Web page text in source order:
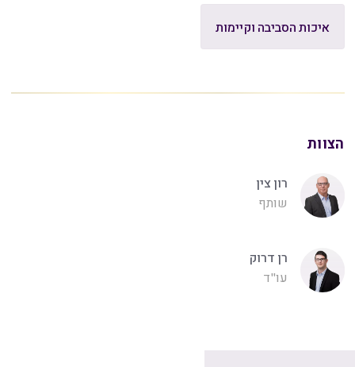
איכות הסביבה וקיימות
הצוות
רון צין
שותף
רן דרוק
עו"ד